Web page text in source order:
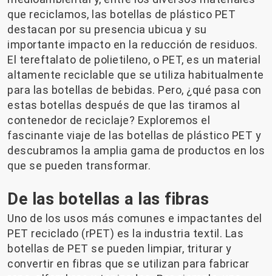
que reciclamos, las botellas de plástico PET
destacan por su presencia ubicua y su
importante impacto en la reducción de residuos.
El tereftalato de polietileno, o PET, es un material
altamente reciclable que se utiliza habitualmente
para las botellas de bebidas. Pero, ¿qué pasa con
estas botellas después de que las tiramos al
contenedor de reciclaje? Exploremos el
fascinante viaje de las botellas de plástico PET y
descubramos la amplia gama de productos en los
que se pueden transformar.
De las botellas a las fibras
Uno de los usos más comunes e impactantes del
PET reciclado (rPET) es la industria textil. Las
botellas de PET se pueden limpiar, triturar y
convertir en fibras que se utilizan para fabricar